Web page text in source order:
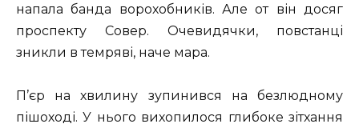
напала банда ворохобників. Але от він досяг
проспекту Совер. Очевидячки, повстанці
зникли в темряві, наче мара.
П’єр на хвилину зупинився на безлюдному
пішоході. У нього вихопилося глибоке зітхання